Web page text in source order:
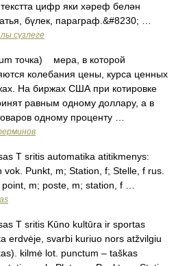
цифр яки хәреф белән
бүлек, параграф.&#8230; …
сүзлеге
точка) мера, в которой
колебания цены, курса ценных
На биржах США при котировке
равным одному доллару, а в
одному проценту …
T sritis automatika atitikmenys:
Punkt, m; Station, f; Stelle, f rus.
point, m; poste, m; station, f …
T sritis Kūno kultūra ir sportas
erdvėje, svarbi kuriuo nors atžvilgiu
kilmė lot. punctum – taškas